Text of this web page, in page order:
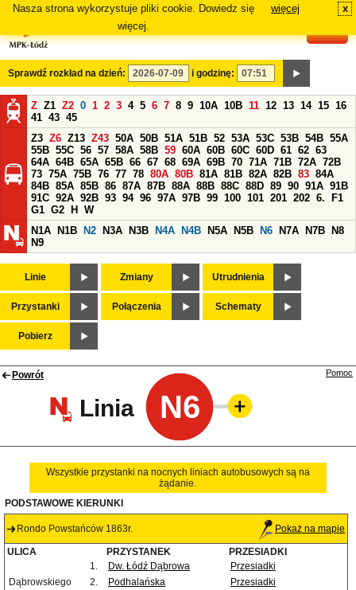
Nasza strona wykorzystuje pliki cookie. Dowiedz się
więcej.
więcej x
Sprawdź rozkład na dzień: i godzinę:
Z Z1 Z2 0 1 2 3 4 5 6 7 8 9 10A 10B 11 12 13 14 15 16
41 43 45
Z3 Z6 Z13 Z43 50A 50B 51A 51B 52 53A 53C 53B 54B 55A
55B 55C 56 57 58A 58B 59 60A 60B 60C 60D 61 62 63
64A 64B 65A 65B 66 67 68 69A 69B 70 71A 71B 72A 72B
73 75A 75B 76 77 78 80A 80B 81A 81B 82A 82B 83 84A
84B 85A 85B 86 87A 87B 88A 88B 88C 88D 89 90 91A 91B
91C 92A 92B 93 94 96 97A 97B 99 100 101 201 202 6.
F1
G1 G2 H
W
N1A
N1B N2 N3A N3B N4A N4B N5A N5B N6 N7A N7B
N8
N9
Linie Zmiany Utrudnienia
Przystanki Połączenia Schematy
Pobierz
Powrót
Linia N6
Pomoc
Wszystkie przystanki na nocnych liniach autobusowych są na
żądanie.
PODSTAWOWE KIERUNKI
Rondo Powstańców 1863r. Pokaż na mapie
ULICA PRZYSTANEK
PRZESIADKI
1.
Dw. Łódź Dąbrowa
Przesiadki
Dąbrowskiego
2. Podhalańska
Przesiadki